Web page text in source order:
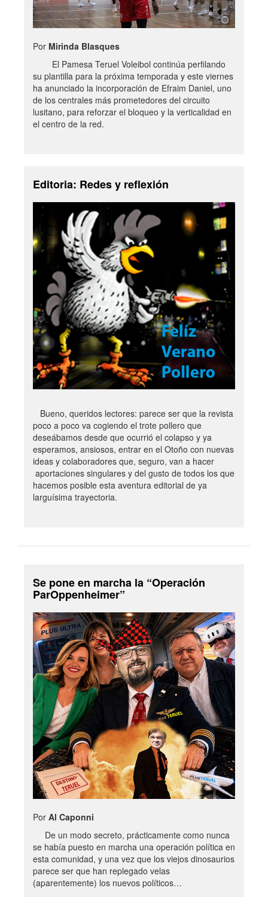
Por Mirinda Blasques
El Pamesa Teruel Voleibol continúa perfilando
su plantilla para la próxima temporada y este viernes
ha anunciado la incorporación de Efraim Daniel, uno
de los centrales más prometedores del circuito
lusitano, para reforzar el bloqueo y la verticalidad en
el centro de la red.
Editoria: Redes y reflexión
Bueno, queridos lectores: parece ser que la revista
poco a poco va cogiendo el trote pollero que
deseábamos desde que ocurrió el colapso y ya
esperamos, ansiosos, entrar en el Otoño con nuevas
ideas y colaboradores que, seguro, van a hacer
aportaciones singulares y del gusto de todos los que
hacemos posible esta aventura editorial de ya
larguísima trayectoria.
Se pone en marcha la “Operación
ParOppenheimer”
Por Al Caponni
De un modo secreto, prácticamente como nunca
se había puesto en marcha una operación política en
esta comunidad, y una vez que los viejos dinosaurios
parece ser que han replegado velas
(aparentemente) los nuevos políticos…